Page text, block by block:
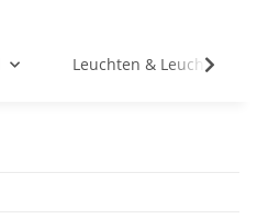
Leuchten & Leuchtmittel